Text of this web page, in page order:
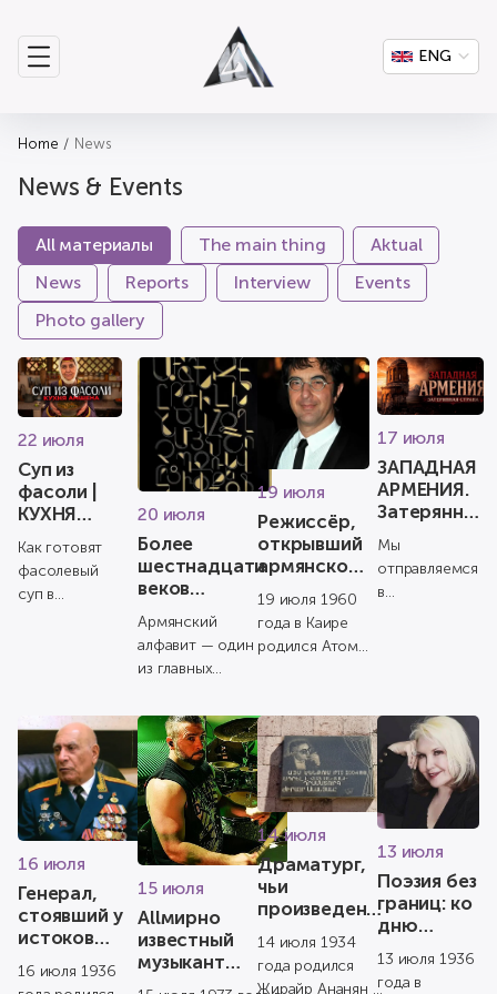
ENG
Home News
News & Events
All материалы The main thing
Aktual
News
Reports Interview
Events
Photo gallery
22 июля
Суп из
фасоли |
КУХНЯ
Как готовят
фасолевый
суп в
рецепт,
который пе...
20 июля
Более
шестнадцати
веков
армянской
письменности
Армянский
алфавит — один
из главных
национальной
идентичности
армянского
народа.
Созданный ...
19 июля
Режиссёр,
открывший
армянское
19 июля 1960
года в Каире
родился Атом
известный
канадский
кинорежиссёр,
сценарист ...
17 июля
ЗАПАДНАЯ
АРМЕНИЯ.
Затерянная
страна
Мы
отправляемся
в
таинственный
Ани,
живописне...
16 июля
Генерал,
стоявший у
истоков
современной
армянской
16 июля 1936
15 июля
Allмирно
известный
музыкант
армянского
14 июля
Драматург,
чьи
произведения
классикой
армянского
14 июля 1934
года родился
Жирайр Ананян —
13 июля
Поэзия без
границ: ко
дню
рождения
Алисии
13 июля 1936
года в